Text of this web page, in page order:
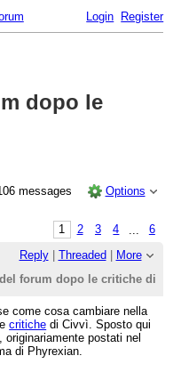
Login Register
dopo le
messages
Options
1 2 3 4
6
Reply| Threaded
More
forum dopo le critiche di
come cosa cambiare nella
critiche di Civvì. Sposto qui
postati nel
di Phyrexian.